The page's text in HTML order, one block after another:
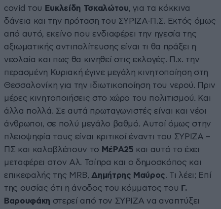
covid του Ευκλείδη Τσκαλώτου, για τα κόκκινα
δάνεια και την πρόταση του ΣΥΡΙΖΑ-Π.Σ. Εκτός όμως
από αυτό, εκείνο που ενδιαφέρει την ηγεσία της
αξιωματικής αντιπολίτευσης είναι τι θα πράξει η
νεολαία και πως θα κινηθεί στις εκλογές. Π.χ. την
περασμένη Κυριακή έγινε μεγάλη κινητοποίηση στη
Θεσσαλονίκη για την ιδιωτικοποίηση του νερού. Πριν
μέρες κινητοποιήσεις στο χώρο του πολιτισμού. Και
άλλα πολλά. Σε αυτά πρωταγωνιστές είναι και νέοι
άνθρωποι, σε πολύ μεγάλο βαθμό. Αυτοί όμως στην
πλειοψηφία τους είναι κριτικοί έναντι του ΣΥΡΙΖΑ –
ΠΣ και καλοβλέπουν το ΜέΡΑ25 και αυτό το έχει
μεταφέρει στον Αλ. Τσίπρα και ο δημοσκόπος και
επικεφαλής της MRB, Δημήτρης Μαύρος. Τι λέει; Επί
της ουσίας ότι η άνοδος του κόμματος του Γ.
Βαρουφάκη στερεί από τον ΣΥΡΙΖΑ να αναπτύξει